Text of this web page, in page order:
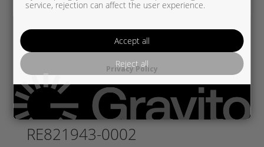
RE821943-0002
service, rejection can affect the user experience.
Accept all
Reject all
Privacy Policy